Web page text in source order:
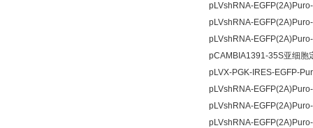
pLVshRNA-
pLVshRNA-
pLVshRNA-
pCAMBIA1391-35S亚细胞
pLVX-PGK-IRES-EGFP-
pLVshRNA-
pLVshRNA-
pLVshRNA-